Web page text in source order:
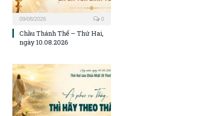
09/08/2026 0
Chầu Thánh Thể – Thứ Hai,
ngày 10.08.2026